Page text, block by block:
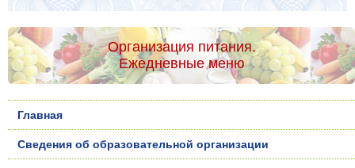
Организация питания.
Ежедневные меню
Главная
Сведения об образовательной организации